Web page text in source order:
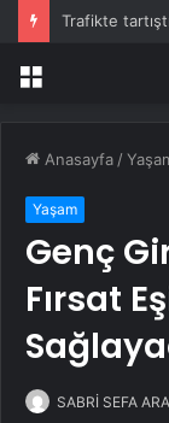
Trafikte
Menü
Anasayfa /
Yaşam
Genç
Fırsat
SABRİ SEFA